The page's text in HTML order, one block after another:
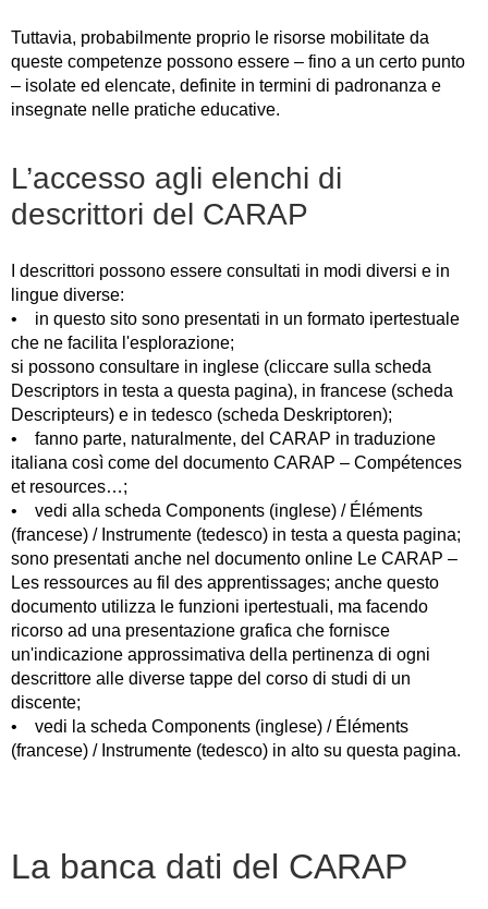
Tuttavia, probabilmente proprio le risorse mobilitate da
queste competenze possono essere – fino a un certo punto
– isolate ed elencate, definite in termini di padronanza e
insegnate nelle pratiche educative.
L’accesso agli elenchi di
descrittori del CARAP
I descrittori possono essere consultati in modi diversi e in
lingue diverse:
• in questo sito sono presentati in un formato ipertestuale
che ne facilita l'esplorazione;
si possono consultare in inglese (cliccare sulla scheda
Descriptors in testa a questa pagina), in francese (scheda
Descripteurs) e in tedesco (scheda Deskriptoren);
• fanno parte, naturalmente, del CARAP in traduzione
italiana così come del documento CARAP – Compétences
et resources…;
• vedi alla scheda Components (inglese) / Éléments
(francese) / Instrumente (tedesco) in testa a questa pagina;
sono presentati anche nel documento online Le CARAP –
Les ressources au fil des apprentissages; anche questo
documento utilizza le funzioni ipertestuali, ma facendo
ricorso ad una presentazione grafica che fornisce
un'indicazione approssimativa della pertinenza di ogni
descrittore alle diverse tappe del corso di studi di un
discente;
• vedi la scheda Components (inglese) / Éléments
(francese) / Instrumente (tedesco) in alto su questa pagina.
La banca dati del CARAP